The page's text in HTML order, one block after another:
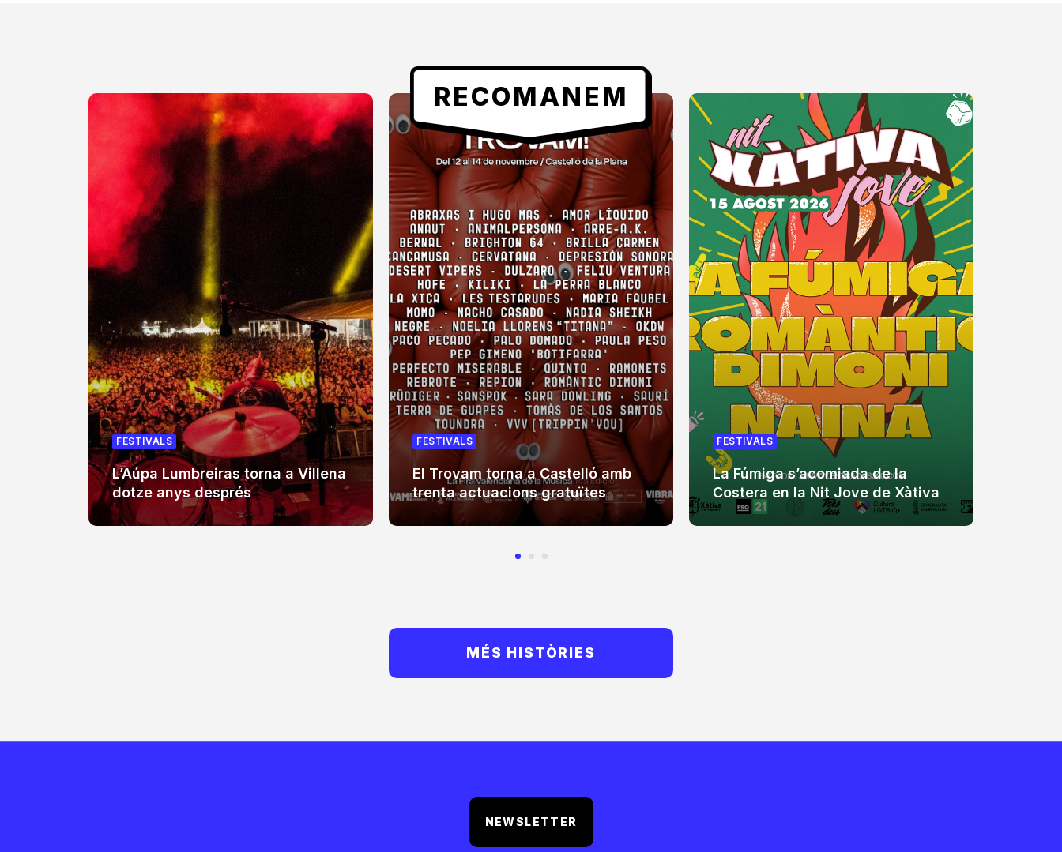
RECOMANEM
FESTIVALS
L’Aúpa Lumbreiras torna a Villena
dotze anys després
FESTIVALS
El Trovam torna a Castelló amb
trenta actuacions gratuïtes
FESTIVALS
La Fúmiga s’acomiada de la
Costera en la Nit Jove de Xàtiva
MÉS HISTÒRIES
NEWSLETTER